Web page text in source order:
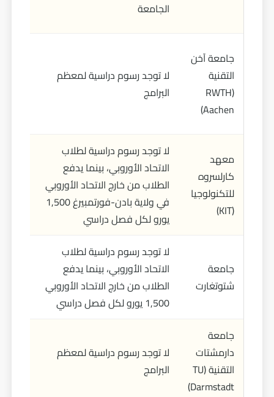
الجامعة
جامعة آخن
التقنية
(RWTH
Aachen)
لا توجد رسوم دراسية لمعظم
البرامج
معهد
كارلسروه
للتكنولوجيا
(KIT)
لا توجد رسوم دراسية لطلاب
الاتحاد الأوروبي، بينما يدفع
الطلاب من خارج الاتحاد الأوروبي
في ولاية بادن-فورتمبيرغ 1,500
يورو لكل فصل دراسي
جامعة
شتوتغارت
لا توجد رسوم دراسية لطلاب
الاتحاد الأوروبي، بينما يدفع
الطلاب من خارج الاتحاد الأوروبي
1,500 يورو لكل فصل دراسي
جامعة
دارمشتات
التقنية (TU
Darmstadt)
لا توجد رسوم دراسية لمعظم
البرامج